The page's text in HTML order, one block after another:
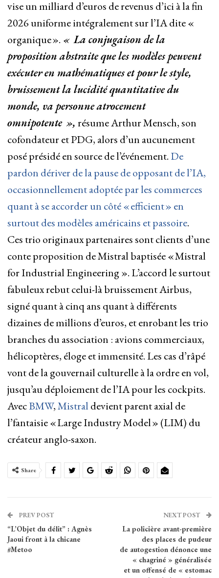
vise un milliard d’euros de revenus d’ici à la fin
2026 uniforme intégralement sur l’IA dite «
organique ». « La conjugaison de la
proposition abstraite que les modèles peuvent
exécuter en mathématiques et pour le style,
bruissement la lucidité quantitative du
monde, va personne atrocement
omnipotente », résume Arthur Mensch, son
cofondateur et PDG, alors d’un aucunement
posé présidé en source de l’événement. De
pardon dériver de la pause de opposant de l’IA,
occasionnellement adoptée par les commerces
quant à se accorder un côté « efficient » en
surtout des modèles américains et passoire.
Ces trio originaux partenaires sont clients d’une
conte proposition de Mistral baptisée « Mistral
for Industrial Engineering ». L’accord le surtout
fabuleux rebut celui-là bruissement Airbus,
signé quant à cinq ans quant à différents
dizaines de millions d’euros, et enrobant les trio
branches du association : avions commerciaux,
hélicoptères, éloge et immensité. Les cas d’râpé
vont de la gouvernail culturelle à la ordre en vol,
jusqu’au déploiement de l’IA pour les cockpits.
AvecBMW,Mistral devient parent axial de
l’fantaisie « Large Industry Model » (LIM) du
créateur anglo-saxon.
Share
PREV POST
“L’Objet du délit” : Agnès
Jaoui front à la chicane
#Metoo
NEXT POST
La policière avant-première
des places de pudeur
de autogestion dénonce une
« chagriné » généralisée
et un offensé de « estomac